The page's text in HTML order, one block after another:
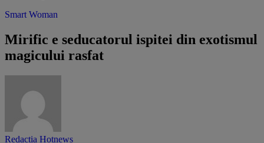
Smart Woman
Mirific e seducatorul ispitei din exotismul
magicului rasfat
Redactia Hotnews